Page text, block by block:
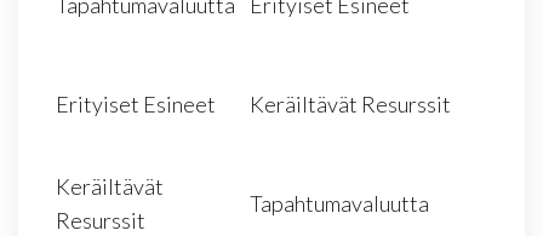
Tapahtumavaluutta Erityiset Esineet
Erityiset Esineet Keräiltävät Resurssit
Keräiltävät
Resurssit
Tapahtumavaluutta